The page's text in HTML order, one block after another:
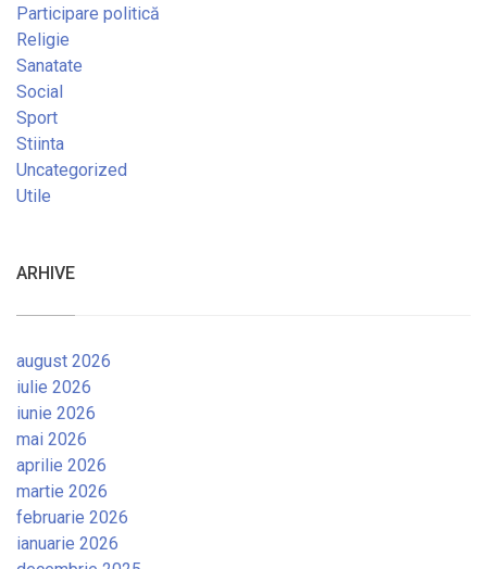
Participare politică
Religie
Sanatate
Social
Sport
Stiinta
Uncategorized
Utile
ARHIVE
august 2026
iulie 2026
iunie 2026
mai 2026
aprilie 2026
martie 2026
februarie 2026
ianuarie 2026